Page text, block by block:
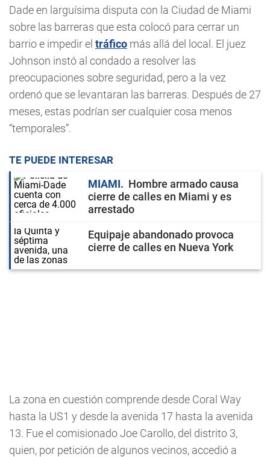
Dade en larguísima disputa con la Ciudad de Miami
sobre las barreras que esta colocó para cerrar un
barrio e impedir el tráfico más allá del local. El juez
Johnson instó al condado a resolver las
preocupaciones sobre seguridad, pero a la vez
ordenó que se levantaran las barreras. Después de 27
meses, estas podrían ser cualquier cosa menos
“temporales”.
TE PUEDE INTERESAR
MIAMI
Hombre armado causa
cierre de calles en Miami y es
arrestado
Equipaje abandonado provoca
cierre de calles en Nueva York
La zona en cuestión comprende desde Coral Way
hasta la US1 y desde la avenida 17 hasta la avenida
13. Fue el comisionado Joe Carollo, del distrito 3,
quien, por petición de algunos vecinos, accedió a